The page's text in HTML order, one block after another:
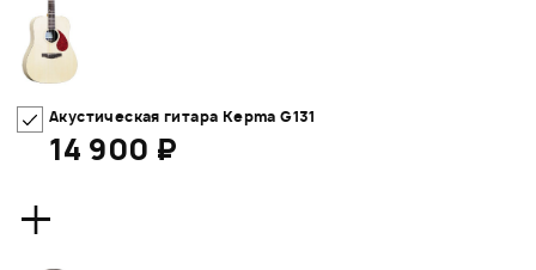
Акустическая гитара Kepma G131
14 900 ₽
+